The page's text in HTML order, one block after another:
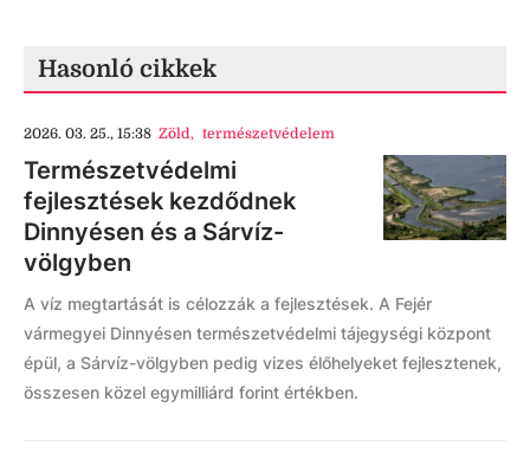
Hasonló cikkek
2026. 03. 25., 15:38 Zöld, természetvédelem
Természetvédelmi
fejlesztések kezdődnek
Dinnyésen és a Sárvíz-
völgyben
A víz megtartását is célozzák a fejlesztések. A Fejér
vármegyei Dinnyésen természetvédelmi tájegységi központ
épül, a Sárvíz-völgyben pedig vizes élőhelyeket fejlesztenek,
összesen közel egymilliárd forint értékben.